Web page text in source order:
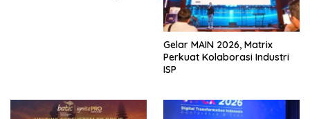
Gelar MAIN 2026, Matrix
Perkuat Kolaborasi Industri
ISP